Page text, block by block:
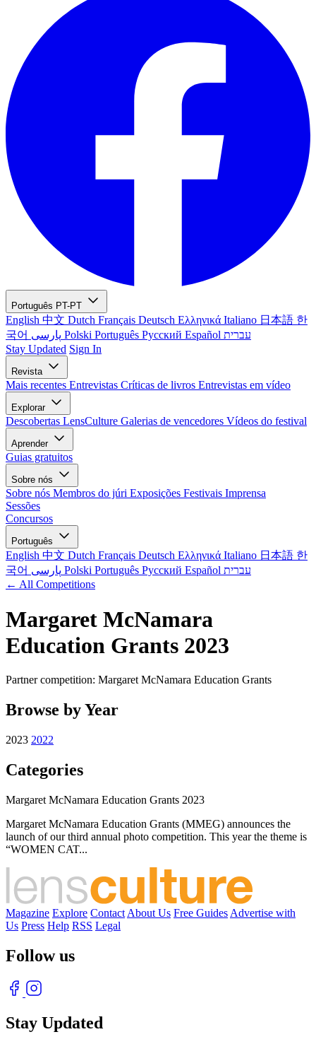
Português PT-PT
English 中文 Dutch Français Deutsch Ελληνικά Italiano 日本語 한
국어
Polski Português Русский Español עברית
Stay Updated Sign In
Revista
Mais recentes Entrevistas Críticas de livros Entrevistas em vídeo
Explorar
Descobertas LensCulture Galerias de vencedores Vídeos do festival
Aprender
Guias gratuitos
Sobre nós
Sobre nós Membros do júri Exposições Festivais Imprensa
Sessões
Concursos
Português
English 中文 Dutch Français Deutsch Ελληνικά Italiano 日本語 한
국어
Polski Português Русский Español עברית
← All Competitions
Margaret McNamara
Education Grants 2023
Partner competition: Margaret McNamara Education Grants
Browse by Year
2023 2022
Categories
Margaret McNamara Education Grants 2023
Margaret McNamara Education Grants (MMEG) announces the
launch of our third annual photo competition. This year the theme is
“WOMEN CAT...
Magazine Explore Contact About Us Free Guides Advertise with
Us Press Help RSS Legal
Follow us
Stay Updated